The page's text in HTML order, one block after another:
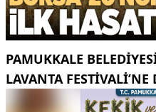
PAMUKKALE
LAVANTA FESTIVALI’NE